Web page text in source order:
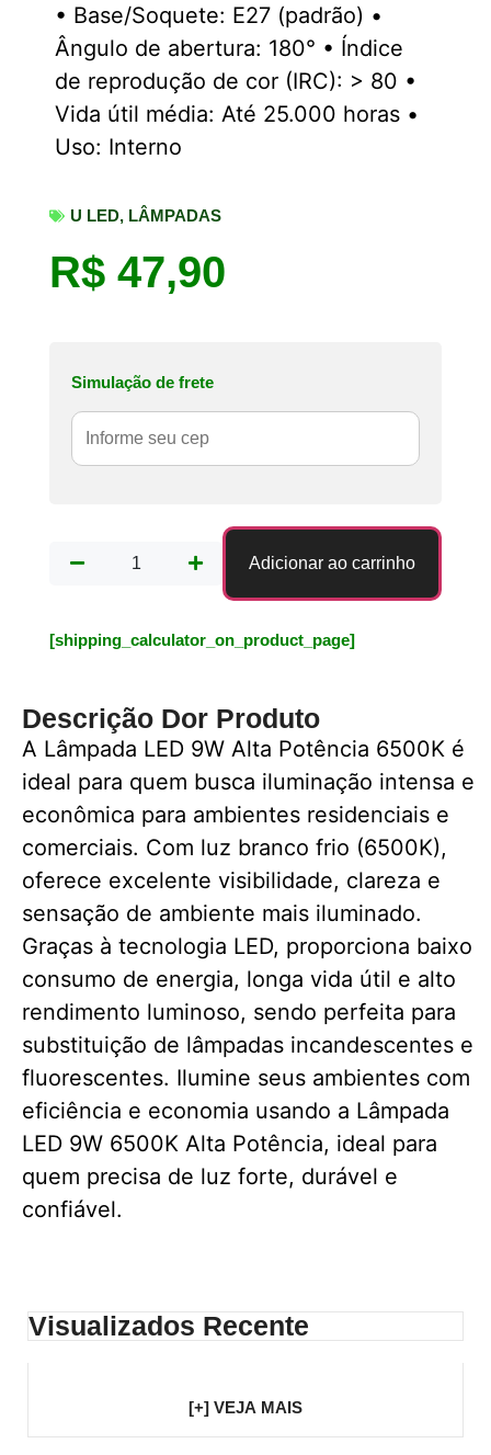
• Base/Soquete: E27 (padrão) •
Ângulo de abertura: 180° • Índice
de reprodução de cor (IRC): > 80 •
Vida útil média: Até 25.000 horas •
Uso: Interno
U LED, LÂMPADAS
R$ 47,90
Simulação de frete
Adicionar ao carrinho
[shipping_calculator_on_product_page]
Descrição Dor Produto
A Lâmpada LED 9W Alta Potência 6500K é
ideal para quem busca iluminação intensa e
econômica para ambientes residenciais e
comerciais. Com luz branco frio (6500K),
oferece excelente visibilidade, clareza e
sensação de ambiente mais iluminado.
Graças à tecnologia LED, proporciona baixo
consumo de energia, longa vida útil e alto
rendimento luminoso, sendo perfeita para
substituição de lâmpadas incandescentes e
fluorescentes. Ilumine seus ambientes com
eficiência e economia usando a Lâmpada
LED 9W 6500K Alta Potência, ideal para
quem precisa de luz forte, durável e
confiável.
Visualizados Recente
[+] VEJA MAIS